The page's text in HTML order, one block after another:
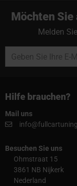
Möchten Sie
Melden
Hilfe brauchen?
Mail uns
Besuchen Sie uns
Ohmstraat 15
3861 NB Nijkerk
Nederland